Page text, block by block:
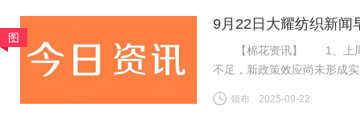
图
9月22日大耀纺织新闻
【棉花资讯】 1、上周国
不足，新政策效应尚未形成
盘ICE期棉同样先涨后跌，
领布 2025-09-22